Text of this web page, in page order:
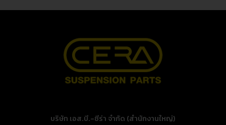
บริษัท เอส.บี.-ซีร่า จำกัด (สำนักงานใหญ่)